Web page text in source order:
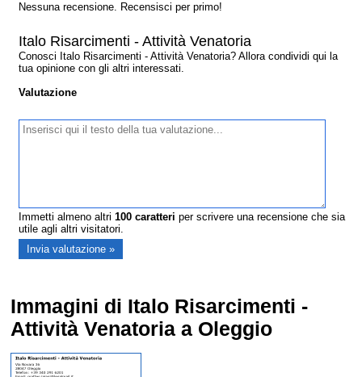
Nessuna recensione. Recensisci per primo!
Italo Risarcimenti - Attività Venatoria
Conosci Italo Risarcimenti - Attività Venatoria? Allora condividi qui la
tua opinione con gli altri interessati.
Valutazione
Immetti almeno altri100 caratteri per scrivere una recensione che sia
utile agli altri visitatori.
Immagini di Italo Risarcimenti -
Attività Venatoria a Oleggio